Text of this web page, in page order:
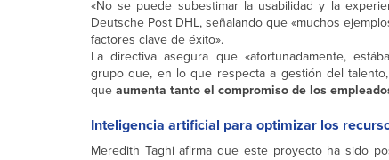
«No se puede subestimar la usabilidad y la
Deutsche Post DHL, señalando que «muchos
factores clave de éxito».
La directiva asegura que «afortunadamente,
grupo que, en lo que respecta a gestión del
queaumenta tanto el compromiso de los
Inteligencia artificial para optimizar los
Meredith Taghi afirma que este proyecto ha sido